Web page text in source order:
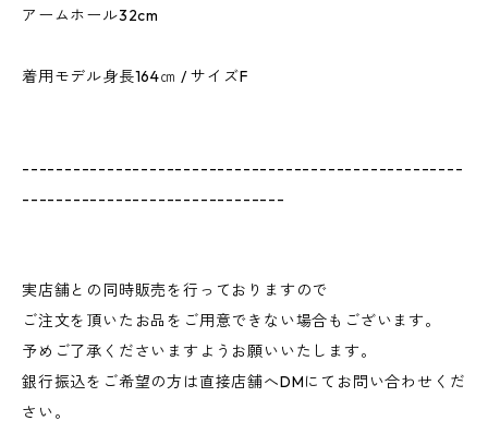
アームホール32cm
着用モデル身長164㎝ / サイズF
----------------------------------------------------
-------------------------------
実店舗との同時販売を行っておりますので
ご注文を頂いたお品をご用意できない場合もございます。
予めご了承くださいますようお願いいたします。
銀行振込をご希望の方は直接店舗へDMにてお問い合わせくだ
さい。